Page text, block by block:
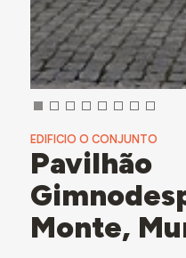
EDIFICIO O CONJUNTO
Pavilhão
Monte,